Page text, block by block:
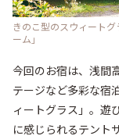
きのこ型のスウィート
ーム」
今回のお宿は、浅間
テージなど多彩な宿
ィートグラス」。遊
に感じられるテント